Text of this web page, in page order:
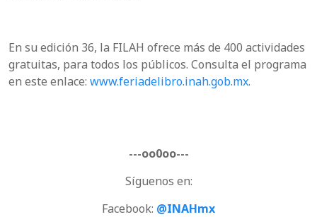
En su edición 36, la FILAH ofrece más de 400 actividades
gratuitas, para todos los públicos. Consulta el programa
en este enlace: www.feriadelibro.inah.gob.mx.
---oo0oo---
Síguenos en:
Facebook: @INAHmx